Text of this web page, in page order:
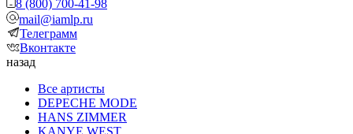
8 (800) 700-41-98
mail@iamlp.ru
Телеграмм
Вконтакте
назад
Все артисты
DEPECHE MODE
HANS ZIMMER